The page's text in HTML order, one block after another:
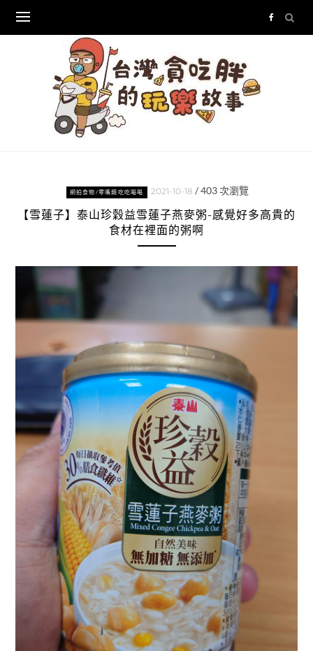
content
網拍食物/零嘴類吃吃喝喝 2021-10-18 /403次瀏覽
【雪蓮子】泰山珍穀益雪蓮子燕麥粥-感覺好多高貴的
食材在裡面的粥啊